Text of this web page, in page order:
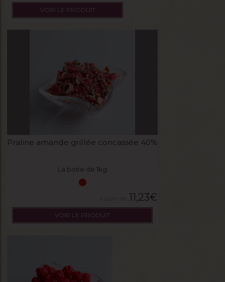
VOIR LE PRODUIT
Praline amande grillée concassée 40%
La boite de 1kg
11,23€
VOIR LE PRODUIT